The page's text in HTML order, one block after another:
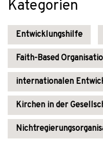
Kategorien
Entwicklungshilfe
Faith-Based
internationalen
Kirchen in der